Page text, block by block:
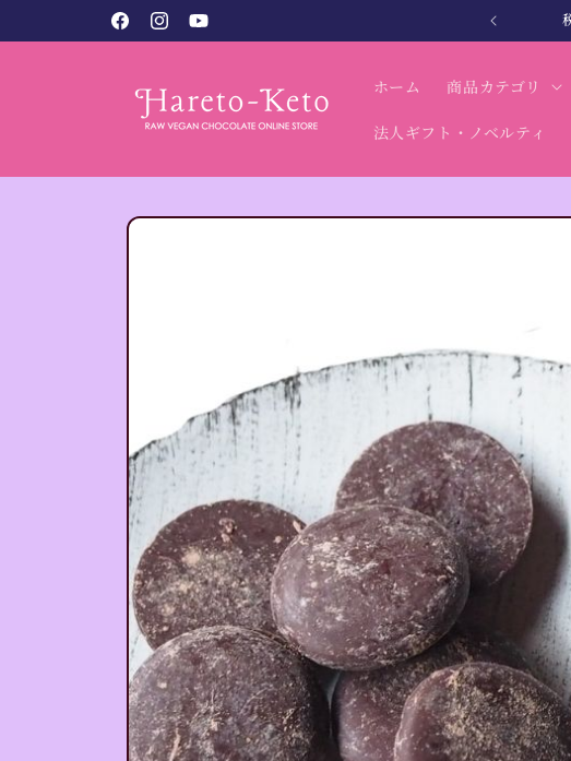
FacebookInstagram
YouTube
税込9,800円以上で送料無料（北海道・沖縄別）
ホーム 商品カテゴリ
法人ギフト・ノベルティ
商品情報